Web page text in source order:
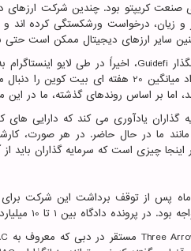
صنعت کریپتو بود. چندین شرکت ارزهای
و زیان، درخواست ورشکستگی کرده اند
سایر ارزهای دیجیتال ممکن است حتی
Guidefi، اخیراً در طی لایو اینستاگرام
اما بر اساس روندهای گذشته، ما در این
گذاران یادآوری می کند که دارایی
ما در حال حاضر. در هر صورت،
اینجا چیزی است که سرمایه گذاران باید
پس از توقف برداشت این شرکت برای
دلار دارایی و بیش از 100000 طلبکار ذکر شده است.
Three مستقر در دبی که معروف به